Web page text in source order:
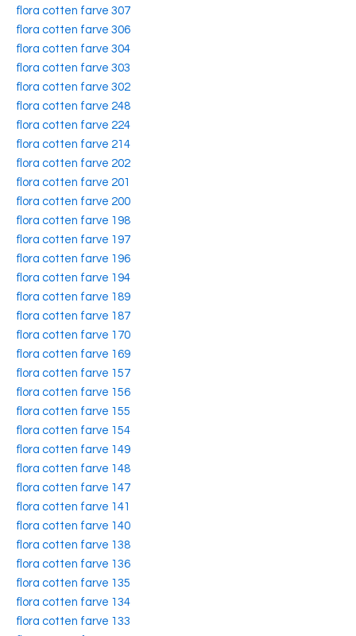
flora cotten farve 307
flora cotten farve 306
flora cotten farve 304
flora cotten farve 303
flora cotten farve 302
flora cotten farve 248
flora cotten farve 224
flora cotten farve 214
flora cotten farve 202
flora cotten farve 201
flora cotten farve 200
flora cotten farve 198
flora cotten farve 197
flora cotten farve 196
flora cotten farve 194
flora cotten farve 189
flora cotten farve 187
flora cotten farve 170
flora cotten farve 169
flora cotten farve 157
flora cotten farve 156
flora cotten farve 155
flora cotten farve 154
flora cotten farve 149
flora cotten farve 148
flora cotten farve 147
flora cotten farve 141
flora cotten farve 140
flora cotten farve 138
flora cotten farve 136
flora cotten farve 135
flora cotten farve 134
flora cotten farve 133